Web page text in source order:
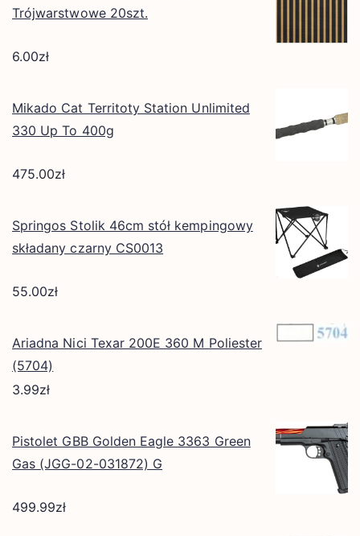
Trójwarstwowe 20szt.
6.00zł
Mikado Cat Territoty Station Unlimited
330 Up To 400g
475.00zł
Springos Stolik 46cm stół kempingowy
składany czarny CS0013
55.00zł
Ariadna Nici Texar 200E 360 M Poliester
(5704)
3.99zł
Pistolet GBB Golden Eagle 3363 Green
Gas (JGG-02-031872) G
499.99zł